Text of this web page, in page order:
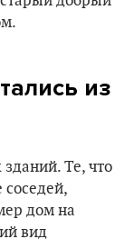
из
Те, что
соседей,
дом на
вид